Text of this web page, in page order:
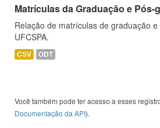
Matrículas da Graduação e Pós-
Relação de matrículas de graduação
UFCSPA.
CSV ODT
Você também pode ter acesso a esses
Documentação da API).